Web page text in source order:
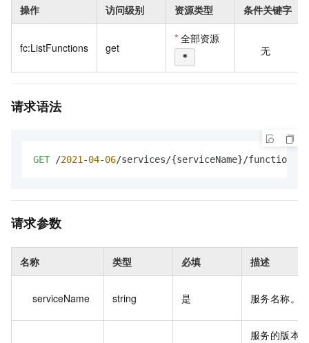
操作 访问级别 资源类型 条件关键字
fc:ListFunctions get
* 全部资源
* 无
请求语法
GET /2021-04-06/services/{serviceName}/functions
请求参数
名称 类型 必填 描述
serviceName string 是 服务名称。
服务的版本